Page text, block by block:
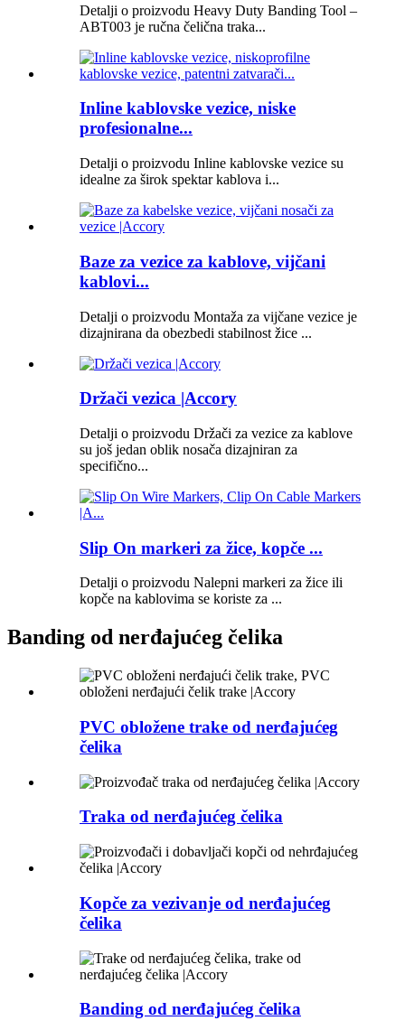
Detalji o proizvodu Heavy Duty Banding Tool –
ABT003 je ručna čelična traka...
Inline kablovske vezice, niske
profesionalne...
Detalji o proizvodu Inline kablovske vezice su
idealne za širok spektar kablova i...
Baze za vezice za kablove, vijčani
kablovi...
Detalji o proizvodu Montaža za vijčane vezice je
dizajnirana da obezbedi stabilnost žice ...
Držači vezica |Accory
Detalji o proizvodu Držači za vezice za kablove
su još jedan oblik nosača dizajniran za
specifično...
Slip On markeri za žice, kopče ...
Detalji o proizvodu Nalepni markeri za žice ili
kopče na kablovima se koriste za ...
Banding od nerđajućeg čelika
PVC obložene trake od nerđajućeg
čelika
Traka od nerđajućeg čelika
Kopče za vezivanje od nerđajućeg
čelika
Banding od nerđajućeg čelika